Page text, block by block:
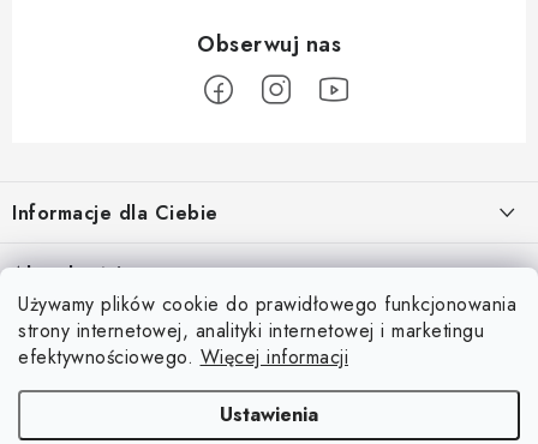
Używamy plików cookie do prawidłowego funkcjonowania
strony internetowej, analityki internetowej i marketingu
efektywnościowego. Więcej informacji
Ustawienia
o
p
Informacje dla Ciebie
O nas
Regulamin e-sklepu
Ochrona danych osobowych
Blog
Aktualności
Odkryj magię kieszeni magnetycznych
15.4.2025
Facebook